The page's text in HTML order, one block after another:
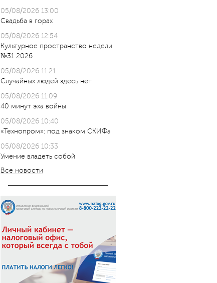
05/08/2026 13:00
Свадьба в горах
05/08/2026 12:54
Культурное пространство недели
№31 2026
05/08/2026 11:21
Случайных людей здесь нет
05/08/2026 11:09
40 минут эха войны
05/08/2026 10:40
«Технопром»: под знаком СКИФа
05/08/2026 10:33
Умение владеть собой
Все новости